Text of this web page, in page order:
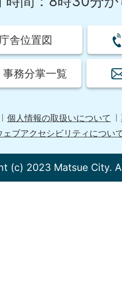
庁舎位置図
務分掌一覧
個人情報の取扱いについて
ェブアクセシビリティについ
(c) 2023 Matsue City.